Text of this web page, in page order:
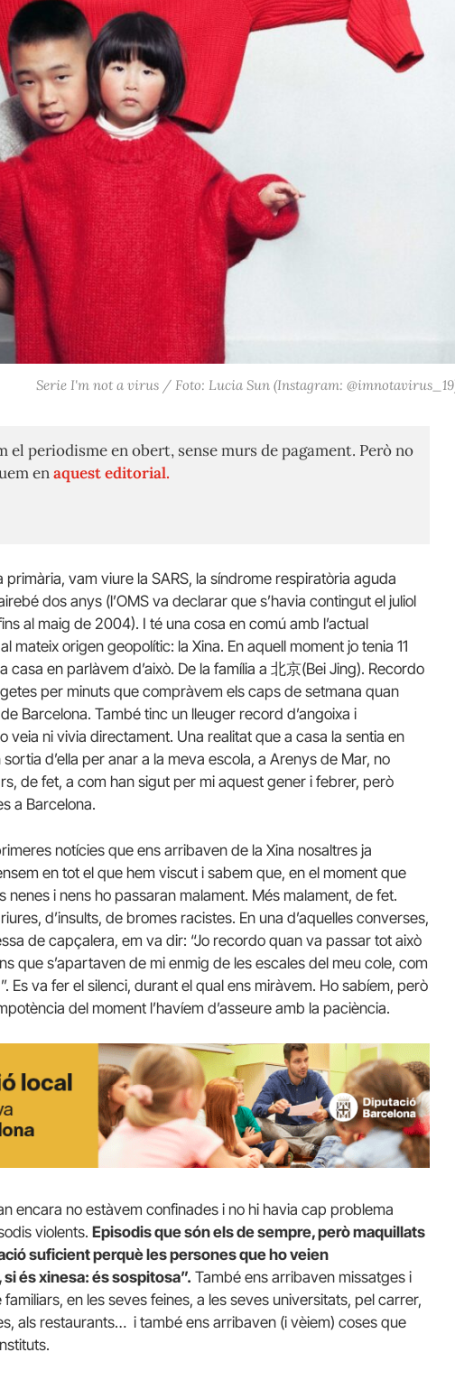
Serie I'm not a virus / Foto: Lucia Sun (Instagram:
el periodisme en obert, sense murs de pagament. Però no
enaquest editorial.
vam viure la SARS, la síndrome respiratòria aguda
dos anys (l’OMS va declarar que s’havia contingut el juliol
al maig de 2004). I té una cosa en comú amb l’actual
mateix origen geopolític: la Xina. En aquell moment jo tenia 11
en parlàvem d’això. De la família a 北京(Bei Jing). Recordo
per minuts que compràvem els caps de setmana quan
Barcelona. També tinc un lleuger record d’angoixa i
veia ni vivia directament. Una realitat que a casa la sentia en
d’ella per anar a la meva escola, a Arenys de Mar, no
de fet, a com han sigut per mi aquest gener i febrer, però
a Barcelona.
notícies que ens arribaven de la Xina nosaltres ja
en tot el que hem viscut i sabem que, en el moment que
nenes i nens ho passaran malament. Més malament, de fet.
d’insults, de bromes racistes. En una d’aquelles converses,
de capçalera, em va dir: “Jo recordo quan va passar tot això
que s’apartaven de mi enmig de les escales del meu cole, com
Es va fer el silenci, durant el qual ens miràvem. Ho sabíem, però
del moment l’havíem d’asseure amb la paciència.
encara no estàvem confinades i no hi havia cap problema
violents. Episodis que són els de sempre, però maquillats
suficient perquè les persones que ho veien
és xinesa: és sospitosa”. També ens arribaven missatges i
en les seves feines, a les seves universitats, pel carrer,
als restaurants… i també ens arribaven (i vèiem) coses que